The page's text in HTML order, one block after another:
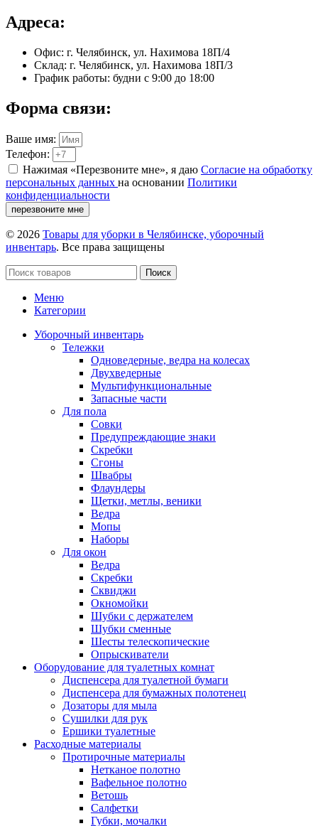
Адреса:
Офис: г. Челябинск, ул. Нахимова 18П/4
Склад: г. Челябинск, ул. Нахимова 18П/3
График работы: будни с 9:00 до 18:00
Форма связи:
Ваше имя:
Телефон:
Нажимая «Перезвоните мне», я даю Согласие на обработку
персональных данных на основании Политики
конфиденциальности
перезвоните мне
© 2026 Товары для уборки в Челябинске, уборочный
инвентарь. Все права защищены
Поиск
Меню
Категории
Уборочный инвентарь
Тележки
Одноведерные, ведра на колесах
Двухведерные
Мультифункциональные
Запасные части
Для пола
Совки
Предупреждающие знаки
Скребки
Сгоны
Швабры
Флаундеры
Щетки, метлы, веники
Ведра
Мопы
Наборы
Для окон
Ведра
Скребки
Сквиджи
Окномойки
Шубки с держателем
Шубки сменные
Шесты телескопические
Опрыскиватели
Оборудование для туалетных комнат
Диспенсера для туалетной бумаги
Диспенсера для бумажных полотенец
Дозаторы для мыла
Сушилки для рук
Ершики туалетные
Расходные материалы
Протирочные материалы
Нетканое полотно
Вафельное полотно
Ветошь
Салфетки
Губки, мочалки